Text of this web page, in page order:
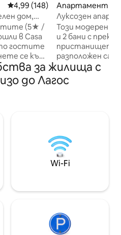
Средна оценка: 4,99 от 5,
4,99 (148)
дом,
(5★ /
гостите
нашия
• 🏠
• 🛍️ Всичко
до
🍳
с билки,
Апартамент –
Луксозен
линия до
достъп до
Този модерен
и 2 бани с
пристанището
разположен
от
голям
само на 10
всички екшън.
във водата,
златните
историческия
за жилища с
до Лагос
Wi-Fi